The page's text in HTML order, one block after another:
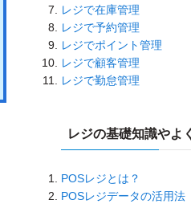
レジで在庫管理
レジで予約管理
レジでポイント管理
レジで顧客管理
レジで勤怠管理
レジの基礎知識やよ
POSレジとは？
POSレジデータの活用法